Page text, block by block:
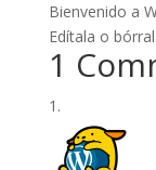
Bienvenido a
Edítala o
1